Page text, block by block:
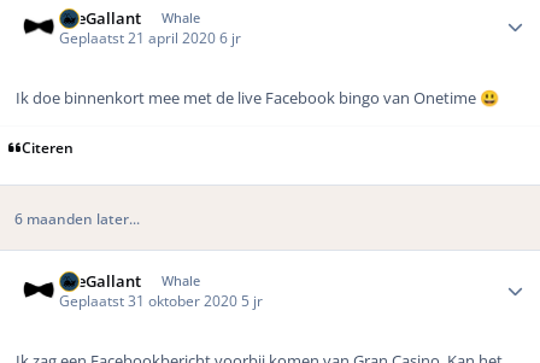
TheGallant Whale
Geplaatst 21 april 20206 jr
Ik doe binnenkort mee met de live Facebook bingo van Onetime 😃
Citeren
6 maanden later...
TheGallant Whale
Geplaatst31 oktober 2020 5 jr